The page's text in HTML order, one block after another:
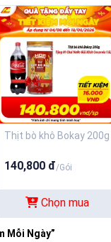
Thịt bò khô Bokay 200g
140,800 đ/Gói
Chọn mua
Mỗi Ngày”